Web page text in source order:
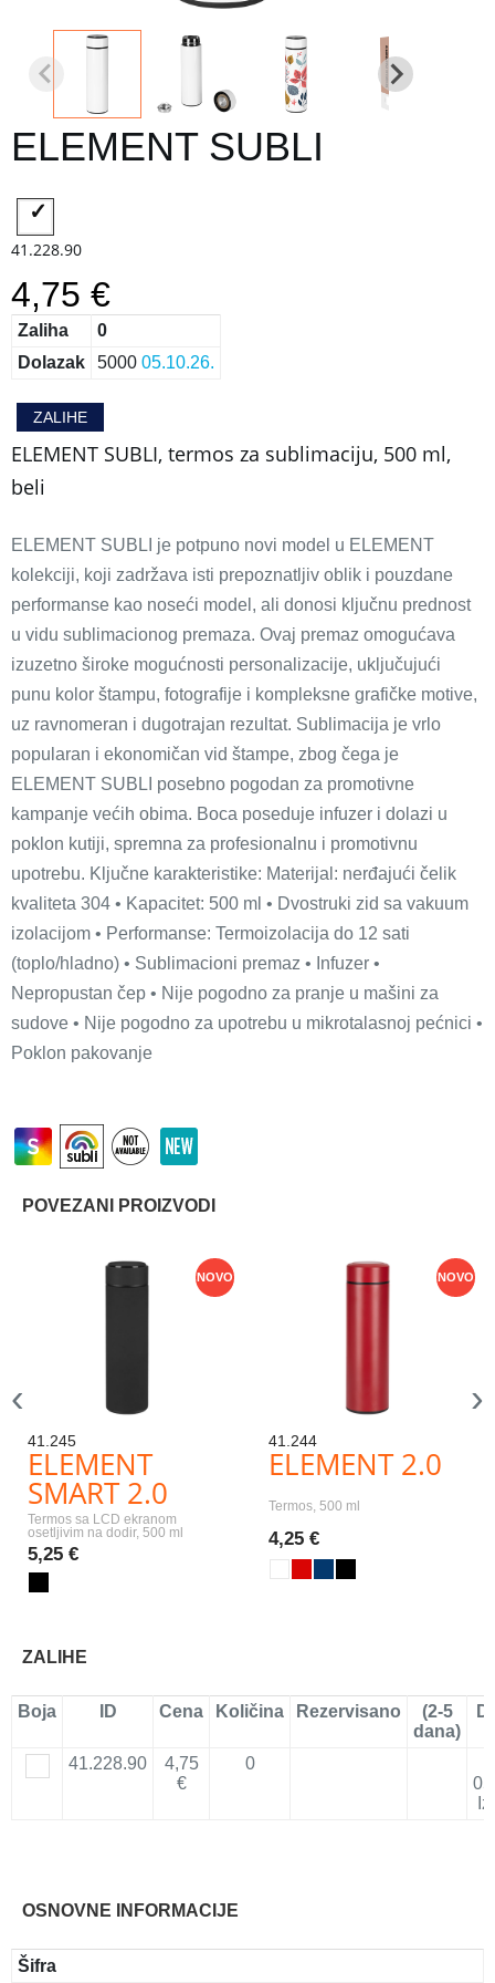
ELEMENT SUBLI
41.228.90
4,75 €
Zaliha
0
Dolazak
5000 05.10.26.
ZALIHE
ELEMENT SUBLI, termos za sublimaciju, 500 ml,
beli
ELEMENT SUBLI je potpuno novi model u ELEMENT
kolekciji, koji zadržava isti prepoznatljiv oblik i pouzdane
performanse kao noseći model, ali donosi ključnu prednost
u vidu sublimacionog premaza. Ovaj premaz omogućava
izuzetno široke mogućnosti personalizacije, uključujući
punu kolor štampu, fotografije i kompleksne grafičke motive,
uz ravnomeran i dugotrajan rezultat. Sublimacija je vrlo
popularan i ekonomičan vid štampe, zbog čega je
ELEMENT SUBLI posebno pogodan za promotivne
kampanje većih obima. Boca poseduje infuzer i dolazi u
poklon kutiji, spremna za profesionalnu i promotivnu
upotrebu. Ključne karakteristike: Materijal: nerđajući čelik
kvaliteta 304 • Kapacitet: 500 ml • Dvostruki zid sa vakuum
izolacijom • Performanse: Termoizolacija do 12 sati
(toplo/hladno) • Sublimacioni premaz • Infuzer •
Nepropustan čep • Nije pogodno za pranje u mašini za
sudove • Nije pogodno za upotrebu u mikrotalasnoj pećnici •
Poklon pakovanje
POVEZANI PROIZVODI
NOVO
41.245
ELEMENT
SMART 2.0
Termos sa LCD ekranom
osetljivim na dodir, 500 ml
5,25 €
NOVO
41.244
ELEMENT 2.0
Termos, 500 ml
4,25 €
‹ ›
ZALIHE
Boja ID Cena Količina Rezervisano
(2-5
dana)
41.228.90
4,75
€
0
OSNOVNE INFORMACIJE
Šifra